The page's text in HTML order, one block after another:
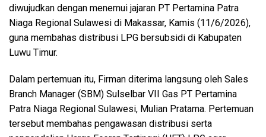
diwujudkan dengan menemui jajaran PT Pertamina Patra
Niaga Regional Sulawesi di Makassar, Kamis (11/6/2026),
guna membahas distribusi LPG bersubsidi di Kabupaten
Luwu Timur.
Dalam pertemuan itu, Firman diterima langsung oleh Sales
Branch Manager (SBM) Sulselbar VII Gas PT Pertamina
Patra Niaga Regional Sulawesi, Mulian Pratama. Pertemuan
tersebut membahas pengawasan distribusi serta